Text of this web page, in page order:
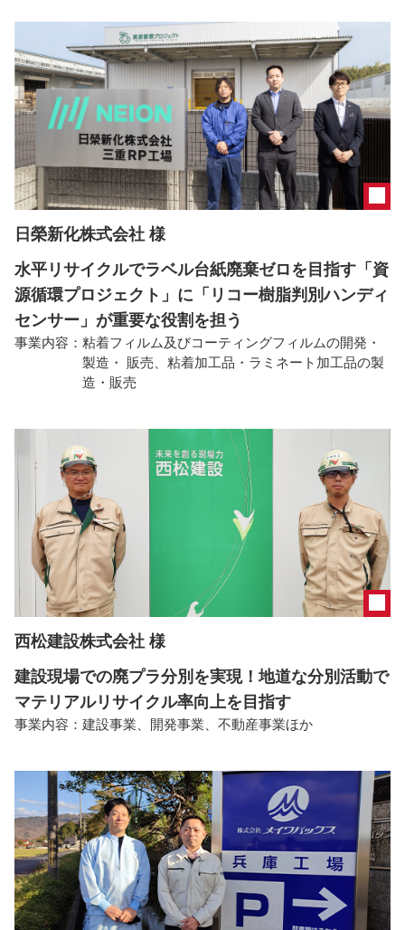
日榮新化株式会社 様
水平リサイクルでラベル台紙廃棄ゼロを目指す「資
源循環プロジェクト」に「リコー樹脂判別ハンディ
センサー」が重要な役割を担う
事業内容： 粘着フィルム及びコーティングフィルムの開発・
製造・ 販売、粘着加工品・ラミネート加工品の製
造・販売
西松建設株式会社 様
建設現場での廃プラ分別を実現！地道な分別活動で
マテリアルリサイクル率向上を目指す
事業内容： 建設事業、開発事業、不動産事業ほか